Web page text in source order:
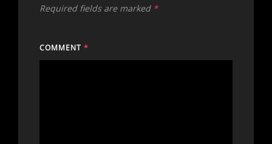
Required fields are marked *
COMMENT *